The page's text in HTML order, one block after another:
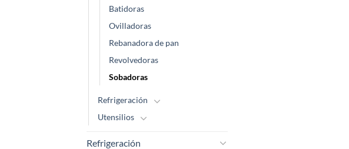
Batidoras
Ovilladoras
Rebanadora de pan
Revolvedoras
Sobadoras
Refrigeración
Utensilios
Refrigeración